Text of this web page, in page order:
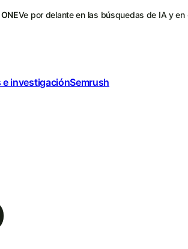
Ve por delante en las búsquedas de IA y en
e investigaciónSemrush